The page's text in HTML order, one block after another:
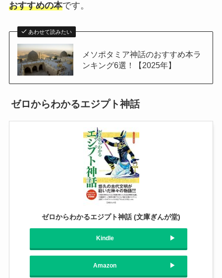
おすすめの本です。
あわせて読みたい
メソポタミア神話のおすすめ本ラ
ンキング6選！【2025年】
ゼロからわかるエジプト神話
ゼロからわかるエジプト神話 (文庫ぎんが堂)
Kindle
Amazon